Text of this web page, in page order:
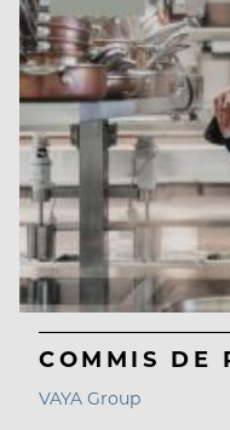
COMMIS DE
VAYA Group